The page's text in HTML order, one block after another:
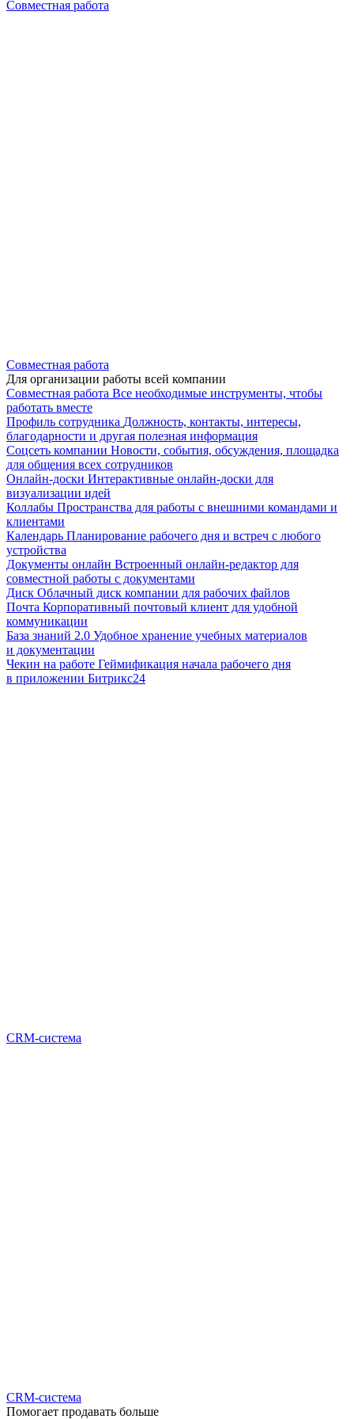
Совместная работа
Совместная работа
Для организации работы всей компании
Совместная работа Все необходимые инструменты, чтобы
работать вместе
Профиль сотрудника Должность, контакты, интересы,
благодарности и другая полезная информация
Соцсеть компании Новости, события, обсуждения, площадка
для общения всех сотрудников
Онлайн-доски Интерактивные онлайн-доски для
визуализации идей
Коллабы Пространства для работы с внешними командами и
клиентами
Календарь Планирование рабочего дня и встреч с любого
устройства
Документы онлайн Встроенный онлайн-редактор для
совместной работы с документами
Диск Облачный диск компании для рабочих файлов
Почта Корпоративный почтовый клиент для удобной
коммуникации
База знаний 2.0 Удобное хранение учебных материалов
и документации
Чекин на работе Геймификация начала рабочего дня
в приложении Битрикс24
CRM-система
CRM-система
Помогает продавать больше